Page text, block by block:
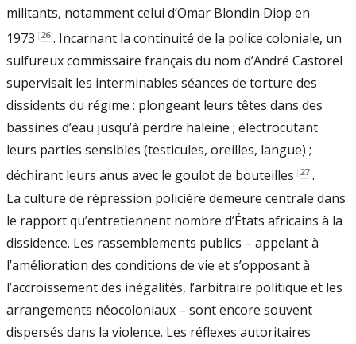
militants, notamment celui d’Omar Blondin Diop en
1973 [26]. Incarnant la continuité de la police coloniale, un
sulfureux commissaire français du nom d’André Castorel
supervisait les interminables séances de torture des
dissidents du régime : plongeant leurs têtes dans des
bassines d’eau jusqu’à perdre haleine ; électrocutant
leurs parties sensibles (testicules, oreilles, langue) ;
déchirant leurs anus avec le goulot de bouteilles [27].
La culture de répression policière demeure centrale dans
le rapport qu’entretiennent nombre d’États africains à la
dissidence. Les rassemblements publics – appelant à
l’amélioration des conditions de vie et s’opposant à
l’accroissement des inégalités, l’arbitraire politique et les
arrangements néocoloniaux – sont encore souvent
dispersés dans la violence. Les réflexes autoritaires